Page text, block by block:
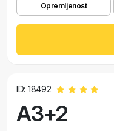
Opremljenost
ID: 18492
A3+2